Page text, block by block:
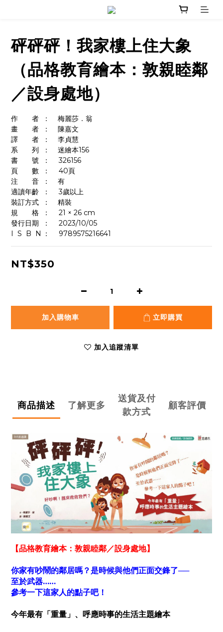
砰砰砰！我家樓上住大象
（品格教育繪本：敦親睦鄰
／設身處地）
作　　者	：    梅麗莎．翁
畫　　者	：    陳嘉文
譯　　者	：    李貞慧
系　　列	：    迷繪本156
書　　號	：	326156
頁　　數	：	40頁
注　　音	：    有
適讀年齡	：	3歲以上
裝訂方式	：    精裝
規　　格	：	21 × 26 cm
發行日期	：	2023/10/05
I  S  B  N	：  	9789575216641
NT$350
加入購物車 立即購買
加入追蹤清單
商品描述 了解更多
送貨及付
款方式
顧客評價
【品格教育繪本： 敦親睦鄰／設身處地】
你家有吵鬧的鄰居嗎？是時候與他們正面交鋒了──
至於武器……
參考一下這家人的點子吧！
今年最有「重量」、呼應時事的生活主題繪本